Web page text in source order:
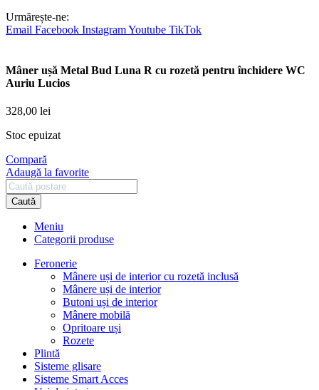
Urmărește-ne:
Email Facebook InstagramYoutube TikTok
Mâner ușă Metal Bud Luna R cu rozetă pentru închidere WC
Auriu Lucios
328,00 lei
Stoc epuizat
Compară
Adaugă la favorite
Caută
Meniu
Categorii produse
Feronerie
Mânere uși de interior cu rozetă inclusă
Mânere uși de interior
Butoni uși de interior
Mânere mobilă
Opritoare uși
Rozete
Plintă
Sisteme glisare
Sisteme Smart Acces